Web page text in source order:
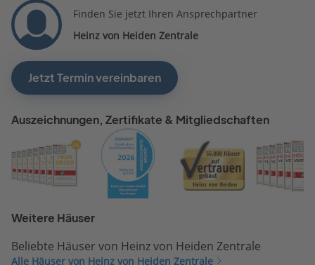
Finden Sie jetzt Ihren Ansprechpartner
Heinz von Heiden Zentrale
Jetzt Termin vereinbaren
Auszeichnungen, Zertifikate & Mitgliedschaften
Weitere Häuser
Beliebte Häuser von Heinz von Heiden Zentrale
Alle Häuser von Heinz von Heiden Zentrale